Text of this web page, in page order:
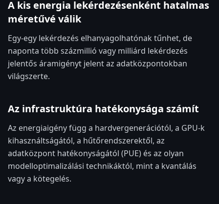
A kis energia lekérdezésenként hatalmas
méretűvé válik
Egy-egy lekérdezés elhanyagolhatónak tűnhet, de
naponta több százmillió vagy milliárd lekérdezés
jelentős áramigényt jelent az adatközpontokban
világszerte.
Az infrastruktúra hatékonysága számít
Az energiaigény függ a hardvergenerációtól, a GPU-k
kihasználtságától, a hűtőrendszerektől, az
adatközpont hatékonyságától (PUE) és az olyan
modelloptimalizálási technikáktól, mint a kvantálás
vagy a kötegelés.